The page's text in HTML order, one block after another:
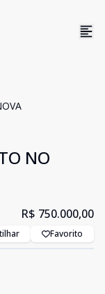
NO
R$ 750.000,00
Favorito